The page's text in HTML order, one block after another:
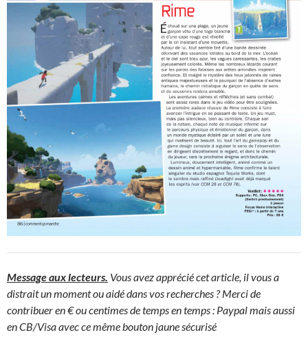
Message aux lecteurs. Vous avez apprécié cet article, il vous a
distrait un moment ou aidé dans vos recherches ? Merci de
contribuer en € ou centimes de temps en temps : Paypal mais aussi
en CB/Visa avec ce même bouton jaune sécurisé